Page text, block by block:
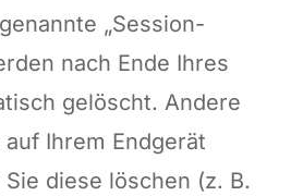
„Session-
nach Ende Ihres
gelöscht. Andere
Ihrem Endgerät
diese löschen (z. B.